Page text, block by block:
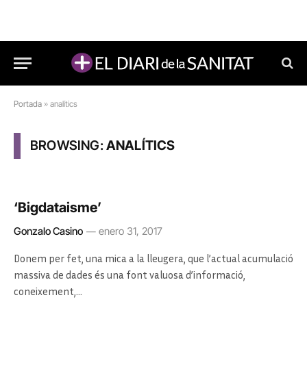
Portada » analítics
BROWSING:ANALÍTICS
‘Bigdataisme’
Gonzalo Casino enero 31, 2017
Donem per fet, una mica a la lleugera, que l’actual acumulació
massiva de dades és una font valuosa d’informació,
coneixement,…